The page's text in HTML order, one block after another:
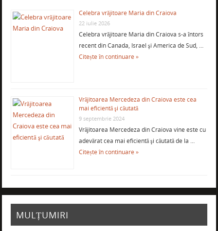
Celebra vrăjitoare Maria din Craiova
22 iulie 2026
Celebra vrăjitoare Maria din Craiova s-a întors
recent din Canada, Israel şi America de Sud, …
Citește în continuare »
Vrăjitoarea Mercedeza din Craiova este cea
mai eficientă şi căutată
9 septembrie 2024
Vrăjitoarea Mercedeza din Craiova vine este cu
adevărat cea mai eficientă şi căutată de la …
Citește în continuare »
MULȚUMIRI